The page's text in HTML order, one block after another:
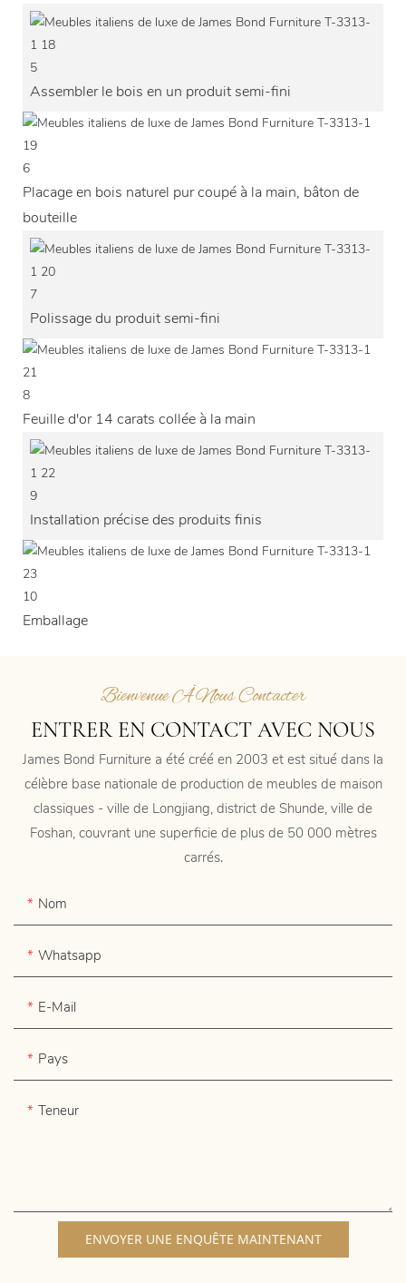
5
Assembler le bois en un produit semi-fini
6
Placage en bois naturel pur coupé à la main, bâton de
bouteille
7
Polissage du produit semi-fini
8
Feuille d'or 14 carats collée à la main
9
Installation précise des produits finis
10
Emballage
Bienvenue À Nous Contacter
ENTRER EN CONTACT AVEC NOUS
James Bond Furniture a été créé en 2003 et est situé dans la
célèbre base nationale de production de meubles de maison
classiques - ville de Longjiang, district de Shunde, ville de
Foshan, couvrant une superficie de plus de 50 000 mètres
carrés.
Nom
Whatsapp
E-Mail
Pays
Teneur
ENVOYER UNE ENQUÊTE MAINTENANT